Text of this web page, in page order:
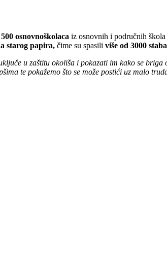
500 osnovnoškolaca iz osnovnih i područnih
starog papira, čime su spasili više od 3000
u zaštitu okoliša i pokazati im kako se
te pokažemo što se može postići uz malo